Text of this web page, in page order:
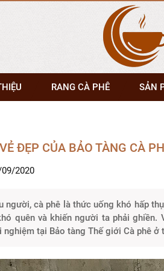
RANG CÀ PHÊ SẢN
ĐẸP CỦA BẢO TÀNG CÀ
2020
người, cà phê là thức uống khó hấp
quên và khiến người ta phải ghiền.
nghiệm tại Bảo tàng Thế giới Cà phê ở